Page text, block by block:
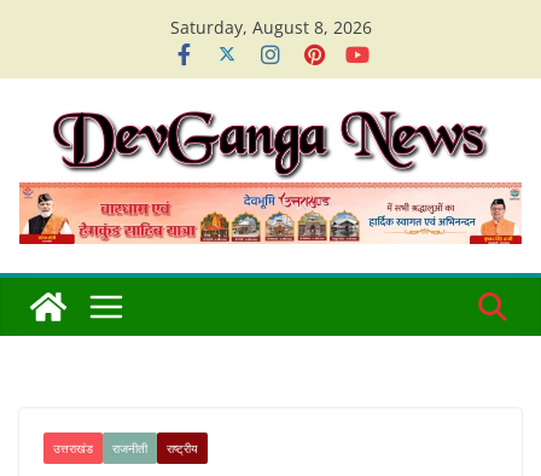
content
Saturday, August 8, 2026
उत्तराखंड राजनीती राष्ट्रीय